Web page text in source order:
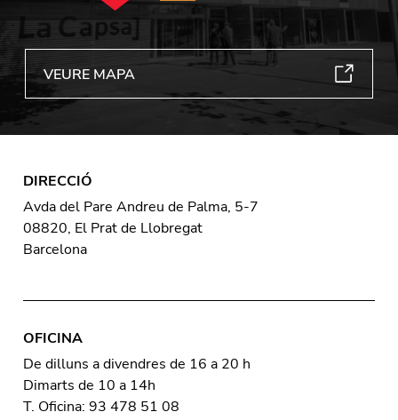
VEURE MAPA
DIRECCIÓ
Avda del Pare Andreu de Palma, 5-7
08820, El Prat de Llobregat
Barcelona
OFICINA
De dilluns a divendres de 16 a 20 h
Dimarts de 10 a 14h
T. Oficina: 93 478 51 08